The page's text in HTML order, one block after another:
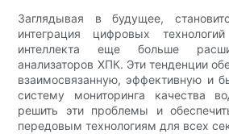
Заглядывая в будущее,
интеграция цифровых
интеллекта еще больше
анализаторов ХПК. Эти тенденции
взаимосвязанную, эффективную и
систему мониторинга качества
решить эти проблемы и
передовым технологиям для всех